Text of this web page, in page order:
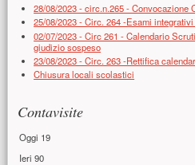
28/08/2023 - circ.n.265 - Convocazione
25/08/2023 - Circ. 264 -Esami
02/07/2023 - Circ 261 - Calendario
giudizio sospeso
23/08/2023 - Circ. 263 -Rettifica
Chiusura locali scolastici
Contavisite
Oggi 19
Ieri90